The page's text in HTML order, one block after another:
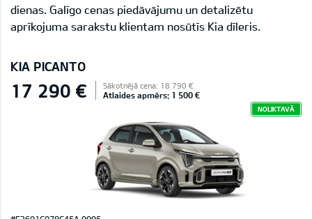
dienas. Galīgo cenas piedāvājumu un detalizētu
aprīkojuma sarakstu klientam nosūtīs Kia dīleris.
KIA PICANTO
17 290 € Sākotnējā cena: 18 790 €
Atlaides apmērs: 1 500 €
NOLIKTAVĀ